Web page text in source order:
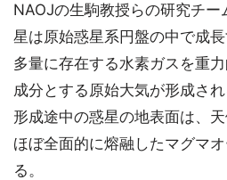
NAOJの生駒教授らの研究チ
星は原始惑星系円盤の中で成
多量に存在する水素ガスを重
成分とする原始大気が形成さ
形成途中の惑星の地表面は、
ほぼ全面的に熔融したマグマ
る。